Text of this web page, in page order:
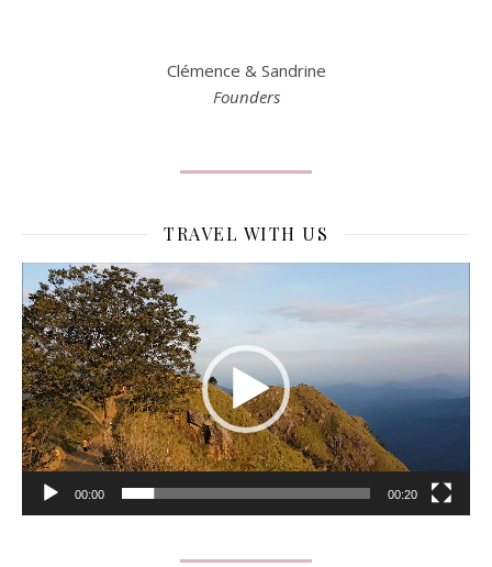
Clémence & Sandrine
Founders
TRAVEL WITH US
Lecteur
vidéo
00:00 00:20